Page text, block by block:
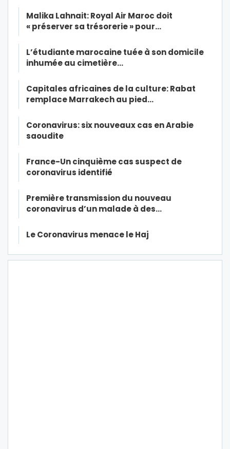
Malika Lahnait: Royal Air Maroc doit
« préserver sa trésorerie » pour…
L’étudiante marocaine tuée à son domicile
inhumée au cimetière…
Capitales africaines de la culture: Rabat
remplace Marrakech au pied…
Coronavirus: six nouveaux cas en Arabie
saoudite
France-Un cinquième cas suspect de
coronavirus identifié
Première transmission du nouveau
coronavirus d’un malade à des…
Le Coronavirus menace le Haj